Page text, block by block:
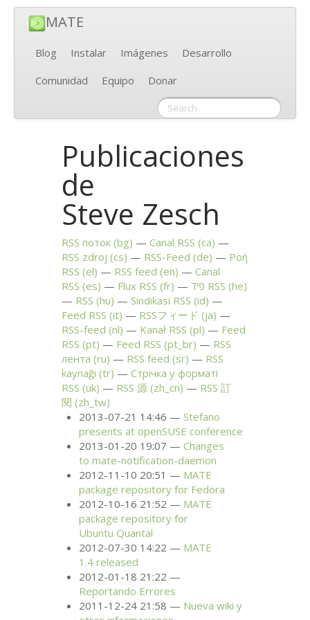
MATE
Blog Instalar Imágenes
Desarrollo
Comunidad
Equipo Donar
Publicaciones
de
Steve Zesch
RSS поток (bg) Canal RSS (ca)
RSS zdroj (cs) RSS-Feed (de)
Ροή
RSS (el) RSS feed (en)
Canal
RSS (es) Flux RSS (fr) RSS (he)
RSS (hu) Sindikasi RSS (id)
Feed RSS (it)
RSSフィード (ja)
RSS-feed (nl) Kanał RSS (pl)
Feed
RSS (pt) Feed RSS (pt_br)
RSS
лента (ru)
RSS feed (sr)
RSS
kaynağı (tr)
Стрічка у форматі
RSS (uk) RSS 源 (zh_cn) RSS 訂
閱 (zh_tw)
2013-07-21 14:46
Stefano
presents at openSUSE conference
2013-01-20 19:07
Changes
to mate-notification-daemon
2012-11-10 20:51
MATE
package repository for Fedora
2012-10-16 21:52
MATE
package repository for
Ubuntu Quantal
2012-07-30 14:22
MATE
1.4 released
2012-01-18 21:22
Reportando Errores
2011-12-24 21:58
Nueva wiki y